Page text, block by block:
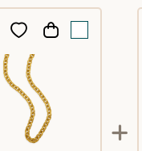
05/03/21